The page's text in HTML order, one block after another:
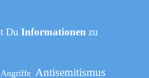
DuInformationenzu
Angriffe Antisemitismus